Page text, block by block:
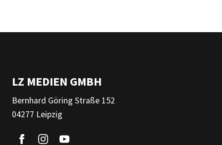
LZ MEDIEN GMBH
Bernhard Göring Straße 152
04277 Leipzig